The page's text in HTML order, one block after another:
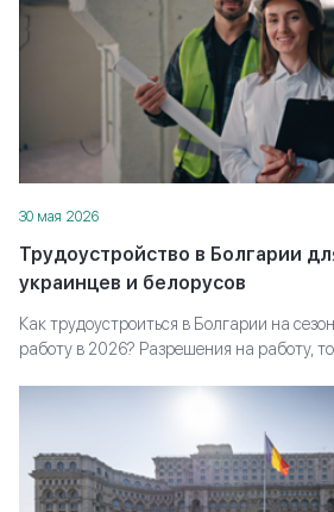
30 мая 2026
Трудоустройство в Болгарии
украинцев и белорусов
Как трудоустроиться в Болгарии на
работу в 2026? Разрешения на работу,